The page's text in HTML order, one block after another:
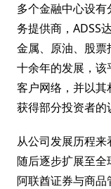
多个金融中心设
务提供商，ADSS
金属、原油、股
十余年的发展，
客户网络，并以
获得部分投资者的
从公司发展历程来
随后逐步扩展至
阿联酋证券与商品